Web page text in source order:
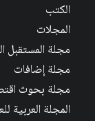
الكتب
المجلات
مجلة المستقبل
مجلة إضافات
مجلة بحوث
المجلة العربية